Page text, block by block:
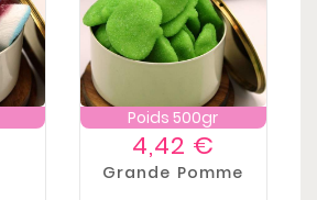
Poids 500gr
Prix
4,42 €
Grande Pomme